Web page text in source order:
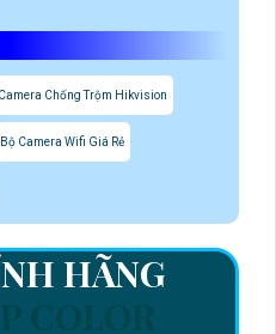
Chống Trộm Hikvision
Bộ Camera Wifi Giá Rẻ
HÃNG